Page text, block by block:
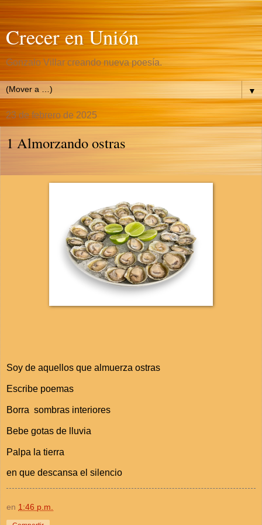
Crecer en Unión
Gonzalo Villar creando nueva poesía.
▼
23 de febrero de 2025
1 Almorzando ostras
Soy de aquellos que almuerza ostras
Escribe poemas
Borra sombras interiores
Bebe gotas de lluvia
Palpa la tierra
en que descansa el silencio
en 1:46 p.m.